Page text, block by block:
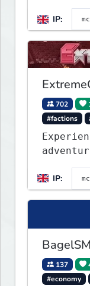
IP:
702
#factions
journey
IP:
137
#economy